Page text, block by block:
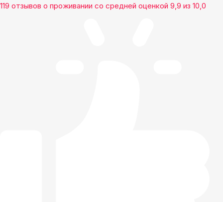
119 отзывов о проживании со средней оценкой 9,9 из 10,0